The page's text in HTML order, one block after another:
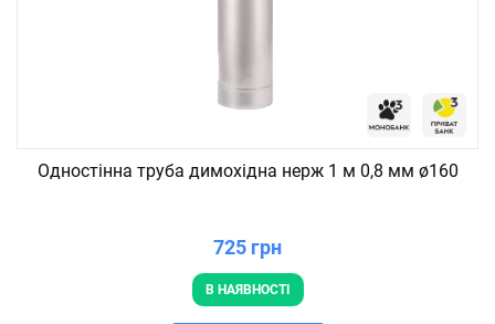
Одностінна труба димохідна нерж 1 м 0,8 мм ø160
725 грн
В НАЯВНОСТІ